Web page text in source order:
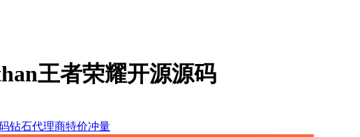
王者荣耀开源源码